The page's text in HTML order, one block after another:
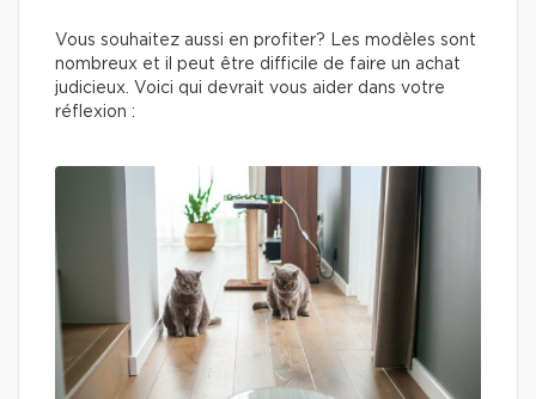
Vous souhaitez aussi en profiter? Les modèles sont
nombreux et il peut être difficile de faire un achat
judicieux. Voici qui devrait vous aider dans votre
réflexion :